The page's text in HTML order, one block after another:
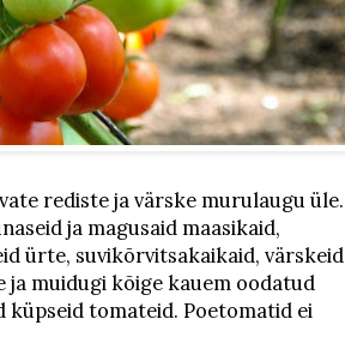
rediste ja värske murulaugu üle.
ja magusaid maasikaid,
ürte, suvikõrvitsakaikaid, värskeid
muidugi kõige kauem oodatud
küpseid tomateid. Poetomatid ei